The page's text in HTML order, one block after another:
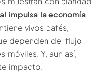
impulsa la economía
vivos cafés,
dependen del flujo
móviles. Y, aun así,
impacto.